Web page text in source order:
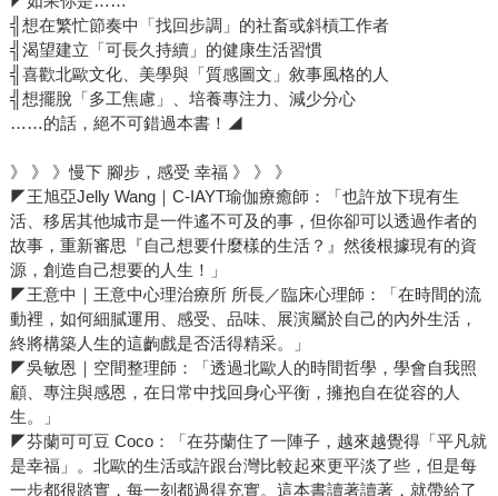
╣想在繁忙節奏中「找回步調」的社畜或斜槓工作者
╣渴望建立「可長久持續」的健康生活習慣
╣喜歡北歐文化、美學與「質感圖文」敘事風格的人
╣想擺脫「多工焦慮」、培養專注力、減少分心
……的話，絕不可錯過本書！◢
》 》 》慢下 腳步，感受 幸福 》 》 》
◤王旭亞Jelly Wang｜C-IAYT瑜伽療癒師：「也許放下現有生
活、移居其他城市是一件遙不可及的事，但你卻可以透過作者的
故事，重新審思『自己想要什麼樣的生活？』然後根據現有的資
源，創造自己想要的人生！」
◤王意中｜王意中心理治療所 所長／臨床心理師：「在時間的流
動裡，如何細膩運用、感受、品味、展演屬於自己的內外生活，
終將構築人生的這齣戲是否活得精采。」
◤吳敏恩｜空間整理師：「透過北歐人的時間哲學，學會自我照
顧、專注與感恩，在日常中找回身心平衡，擁抱自在從容的人
生。」
◤芬蘭可可豆 Coco：「在芬蘭住了一陣子，越來越覺得「平凡就
是幸福」。北歐的生活或許跟台灣比較起來更平淡了些，但是每
一步都很踏實，每一刻都過得充實。這本書讀著讀著，就帶給了